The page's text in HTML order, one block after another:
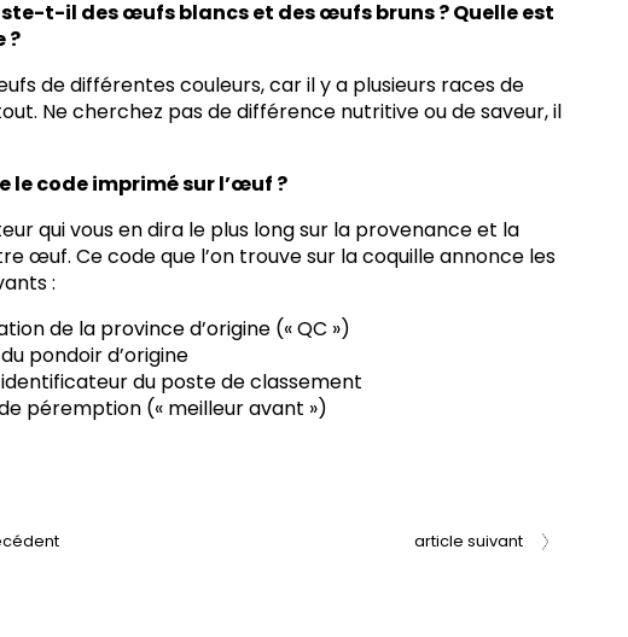
t-il des œufs blancs et des œufs bruns ? Quelle est
?
de différentes couleurs, car il y a plusieurs races de
Ne cherchez pas de différence nutritive ou de saveur, il
le code imprimé sur l’œuf ?
qui vous en dira le plus long sur la provenance et la
œuf. Ce code que l’on trouve sur la coquille annonce les
:
de la province d’origine (« QC »)
pondoir d’origine
du poste de classement
péremption (« meilleur avant »)
article suivant